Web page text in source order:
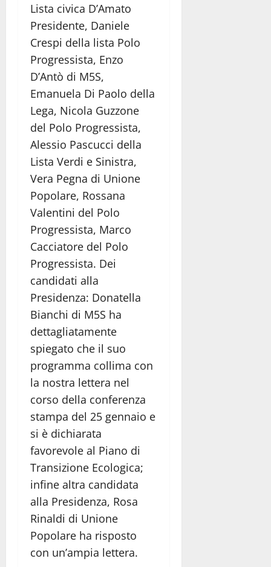
Lista civica D’Amato
Presidente, Daniele
Crespi della lista Polo
Progressista, Enzo
D’Antò di M5S,
Emanuela Di Paolo della
Lega, Nicola Guzzone
del Polo Progressista,
Alessio Pascucci della
Lista Verdi e Sinistra,
Vera Pegna di Unione
Popolare, Rossana
Valentini del Polo
Progressista, Marco
Cacciatore del Polo
Progressista. Dei
candidati alla
Presidenza: Donatella
Bianchi di M5S ha
dettagliatamente
spiegato che il suo
programma collima con
la nostra lettera nel
corso della conferenza
stampa del 25 gennaio e
si è dichiarata
favorevole al Piano di
Transizione Ecologica;
infine altra candidata
alla Presidenza, Rosa
Rinaldi di Unione
Popolare ha risposto
con un’ampia lettera.